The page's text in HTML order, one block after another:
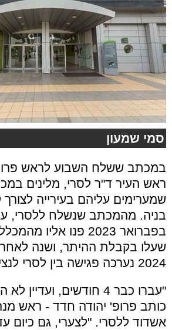
סמי שמעון
במכתב ששלח השבוע לראש
ראש העיר ד"ר לסרי, מלינים
שמערימים עליהם בעירייה
בניה. מהמכתב שנשלח ללסרי,
בפברואר 2023 פנו
שעלו בקבלת ההיתר, ושנה
2024 נערכה פגישה בין לסרי לנציגי המכללה.
"עברו כבר 4 חודשים,
כותב פרופ' יהודה חדד - ראש
אשדוד ללסרי. "לצערי, גם כיום